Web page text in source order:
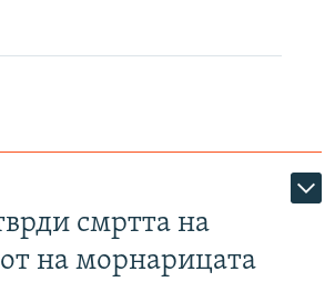
смртта на
на морнарицата